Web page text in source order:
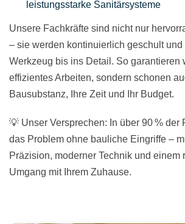
leistungsstarke Sanitärsysteme
Unsere Fachkräfte sind nicht nur
– sie werden kontinuierlich geschult
Werkzeug bis ins Detail. So garantieren
effizientes Arbeiten, sondern schonen
Bausubstanz, Ihre Zeit und Ihr Budget.
💡 Unser Versprechen: In über 90 % der
das Problem ohne bauliche Eingriffe –
Präzision, moderner Technik und einem
Umgang mit Ihrem Zuhause.